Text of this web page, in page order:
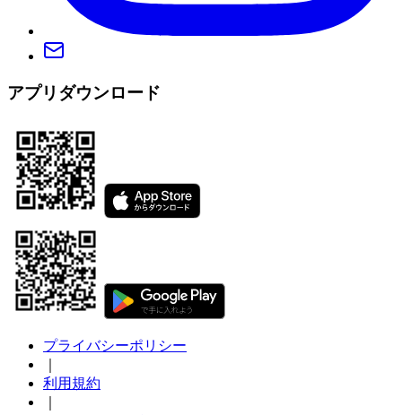
アプリダウンロード
プライバシーポリシー
利用規約